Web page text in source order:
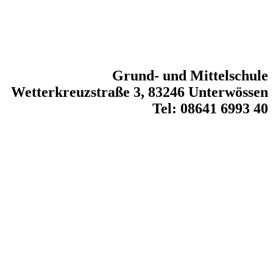
Grund- und Mittelschule
Wetterkreuzstraße 3, 83246 Unterwössen
Tel: 08641 6993 40